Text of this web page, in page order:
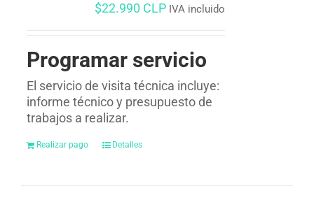
$22.990 CLP IVA incluido
Programar servicio
El servicio de visita técnica incluye:
informe técnico y presupuesto de
trabajos a realizar.
Realizar pago Detalles